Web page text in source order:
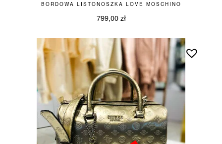
BORDOWA LISTONOSZKA LOVE MOSCHINO
799,00 zł